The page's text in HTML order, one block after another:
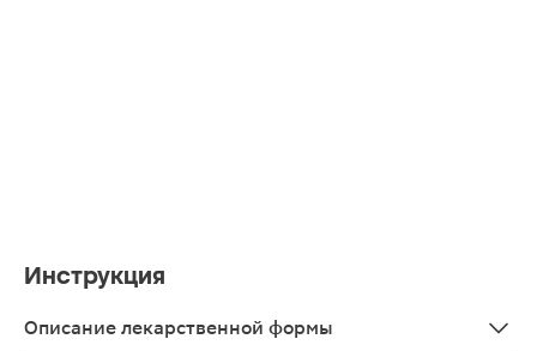
Инструкция
Описание лекарственной формы